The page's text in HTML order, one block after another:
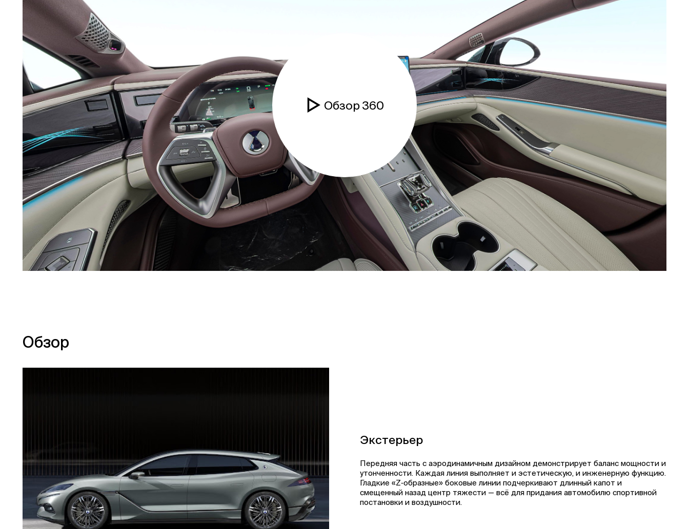
Обзор 360
Обзор
Экстерьер
Передняя часть с аэродинамичным дизайном демонстрирует баланс мощности и
утонченности. Каждая линия выполняет и эстетическую, и инженерную функцию.
Гладкие «Z‑образные» боковые линии подчеркивают длинный капот и
смещенный назад центр тяжести — всё для придания автомобилю спортивной
постановки и воздушности.